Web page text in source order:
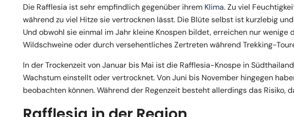
Die Rafflesia ist sehr empfindlich gegenüber ihrem Klima. Zu viel
während zu viel Hitze sie vertrocknen lässt. Die Blüte selbst ist kurzlebig
Und obwohl sie einmal im Jahr kleine Knospen bildet, erreichen nur wenige
Wildschweine oder durch versehentliches Zertreten während Trekking-
In der Trockenzeit von Januar bis Mai ist die Rafflesia-Knospe in
Wachstum einstellt oder vertrocknet. Von Juni bis November hingegen
beobachten können. Während der Regenzeit besteht allerdings das Risiko,